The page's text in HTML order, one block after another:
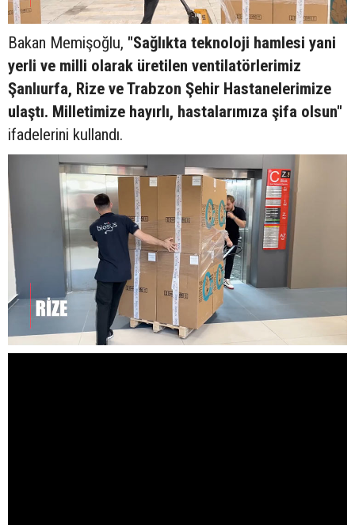
Bakan Memişoğlu, "Sağlıkta teknoloji hamlesi yani
yerli ve milli olarak üretilen ventilatörlerimiz
Şanlıurfa, Rize ve Trabzon Şehir Hastanelerimize
ulaştı. Milletimize hayırlı, hastalarımıza şifa olsun"
ifadelerini kullandı.